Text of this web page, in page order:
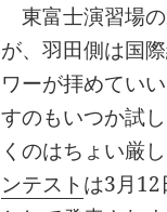
東富士演習場
が、羽田側は国
ワーが拝めてい
すのもいつか試
くのはちょい厳
ンテストは3月12